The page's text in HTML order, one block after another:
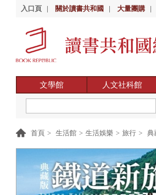
入口頁 關於讀書共和國 大量團購
文學館 人文社科館
首頁 > 生活館 > 生活娛樂 > 旅行 > 典